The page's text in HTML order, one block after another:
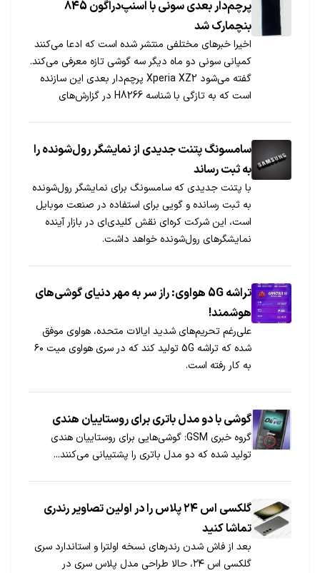
پرچم‌دار بعدی سونی با اسنپ‌دراگون 845
بنچمارک شد
اخیرا خبرهای مختلفی منتشر شده است که ادعا می‌کنند
کمپانی سونی دو ماه دیگر سه گوشی تازه معرفی می‌کند.
گفته می‌شود Xperia XZ2 پرچم‌دار بعدی این سازنده
است که به تازگی با شناسه H8266 در گزارش‌های
سامسونگ پتنت جدیدی از نمایشگر رول‌شونده را
به ثبت رساند
با پتنت جدیدی که سامسونگ برای نمایشگر رول‌شونده
به ثبت رسانده و گویی برای استفاده در صنعت موبایل
است، این شرکت کره‌ای نقش کلیدی‌ای در بازار آینده
نمایشگرهای رول‌شونده خواهد داشت.
تراشه‌ 5G هواوی: راز سر به مهر دنیای گوشی‌های
هوشمند!
علی‌رغم تحریم‌های شدید ایالات متحده، هواوی موفق
شده که تراشه 5G تولید کند که در سری هواوی میت ۶۰
به کار رفته است.
گوشی‌ با دو مدل باتری برای روستاییان هندی
گروه خبری GSM: گوشی‌هایی برای روستاییان هندی
تولید شده که دو مدل باتری را پشتیبانی می‌کنند...
گلکسی اس ۲۴ پلاس را در اولین تصاویر رندری
تماشا کنید
بعد از فاش شدن رندرهای نسخه اولترا و استاندارد سری
گلکسی اس ۲۴، حالا طراحی مدل پلاس سری در